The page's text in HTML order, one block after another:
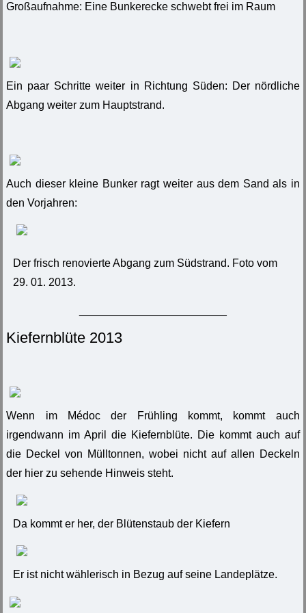
Großaufnahme: Eine Bunkerecke schwebt frei im Raum
Ein paar Schritte weiter in Richtung Süden: Der nördliche
Abgang weiter zum Hauptstrand.
Auch dieser kleine Bunker ragt weiter aus dem Sand als in
den Vorjahren:
Der frisch renovierte Abgang zum Südstrand. Foto vom
29. 01. 2013.
Kiefernblüte 2013
Wenn im Médoc der Frühling kommt, kommt auch
irgendwann im April die Kiefernblüte. Die kommt auch auf
die Deckel von Mülltonnen, wobei nicht auf allen Deckeln
der hier zu sehende Hinweis steht.
Da kommt er her, der Blütenstaub der Kiefern
Er ist nicht wählerisch in Bezug auf seine Landeplätze.